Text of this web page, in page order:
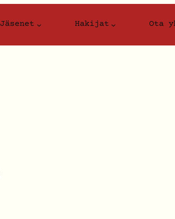
Jäsenet Hakijat Ota